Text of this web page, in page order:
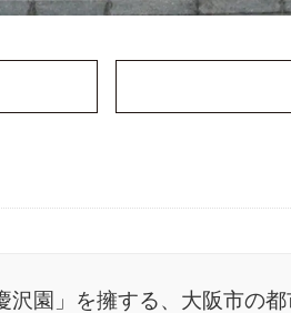
沢園」を擁する、大阪市の